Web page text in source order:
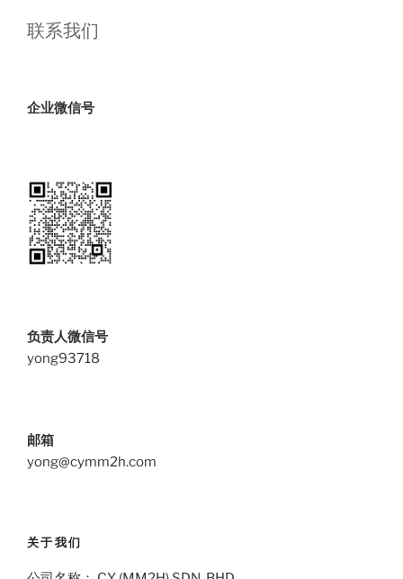
联系我们
企业微信号
负责人微信号
yong93718
邮箱
yong@cymm2h.com
关于我们